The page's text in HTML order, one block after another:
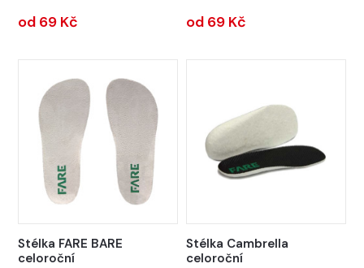
od 69 Kč od 69 Kč
Stélka FARE BARE
celoroční
Stélka Cambrella
celoroční